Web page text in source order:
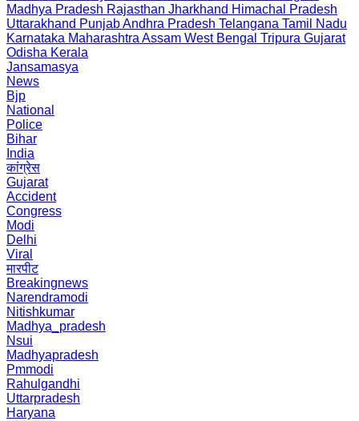
Madhya Pradesh Rajasthan Jharkhand Himachal Pradesh
Uttarakhand PunjabAndhra Pradesh Telangana Tamil Nadu
Karnataka Maharashtra Assam West Bengal Tripura Gujarat
Odisha Kerala
Jansamasya
News
Bjp
National
Police
Bihar
India
कांग्रेस
Gujarat
Accident
Congress
Modi
Delhi
Viral
मारपीट
Breakingnews
Narendramodi
Nitishkumar
Madhya_pradesh
Nsui
Madhyapradesh
Pmmodi
Rahulgandhi
Uttarpradesh
Haryana